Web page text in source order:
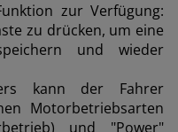
zur Verfügung:
zu drücken, um eine
und wieder
kann der Fahrer
Motorbetriebsarten
und "Power"